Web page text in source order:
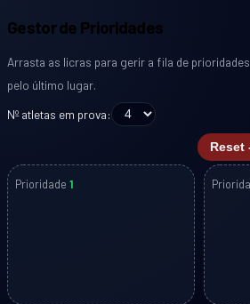
Gestor de Prioridades
Arrasta as licras para gerir a fila de
pelo último lugar.
Nº atletas em prova:
Prioridade 1